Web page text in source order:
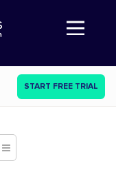
Abre a navegação
START FREE TRIAL